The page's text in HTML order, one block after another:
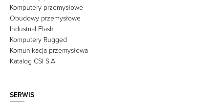
Komputery przemysłowe
Obudowy przemysłowe
Industrial Flash
Komputery Rugged
Komunikacja przemysłowa
Katalog CSI S.A.
SERWIS